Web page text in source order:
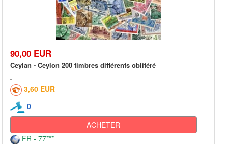
90,00 EUR
Ceylan - Ceylon 200 timbres différents oblitéré
3,60 EUR
0
ACHETER
FR - 77***